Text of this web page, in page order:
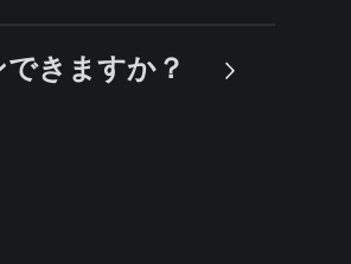
きますか？